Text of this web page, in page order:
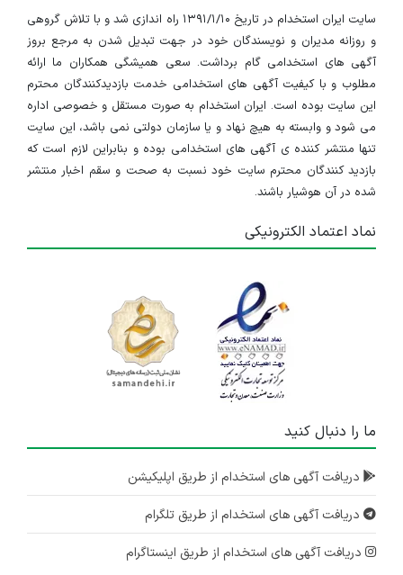
سایت ایران استخدام در تاریخ ۱۳۹۱/۱/۱۰ راه اندازی شد و با تلاش گروهی
و روزانه مدیران و نویسندگان خود در جهت تبدیل شدن به مرجع بروز
آگهی های استخدامی گام برداشت. سعی همیشگی همکاران ما ارائه
مطلوب و با کیفیت آگهی های استخدامی خدمت بازدیدکنندگان محترم
این سایت بوده است. ایران استخدام به صورت مستقل و خصوصی اداره
می شود و وابسته به هیچ نهاد و یا سازمان دولتی نمی باشد، این سایت
تنها منتشر کننده ی آگهی های استخدامی بوده و بنابراین لازم است که
بازدید کنندگان محترم سایت خود نسبت به صحت و سقم اخبار منتشر
شده در آن هوشیار باشند.
نماد اعتماد الکترونیکی
ما را دنبال کنید
دریافت آگهی های استخدام از طریق اپلیکیشن
دریافت آگهی های استخدام از طریق تلگرام
دریافت آگهی های استخدام از طریق اینستاگرام